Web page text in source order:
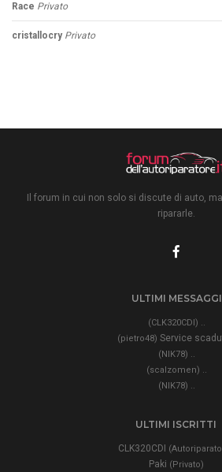
Race Privato
cristallocry Privato
Il forum in cui non solo si discute di auto,
ripararle.
ULTIMI MESSAGGI
(CLK320CDI) ..
(pietro48) Service
(NIK78) ..
(scalzomen) ..
(NIK78) ..
ULTIMI ISCRITTI
CLK320CDI
Paki (Privato)